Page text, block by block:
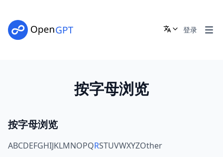
登录
按字母浏览
按字母浏览
ABCDEFGHIJKLMNOPQRSTUVWXYZOther